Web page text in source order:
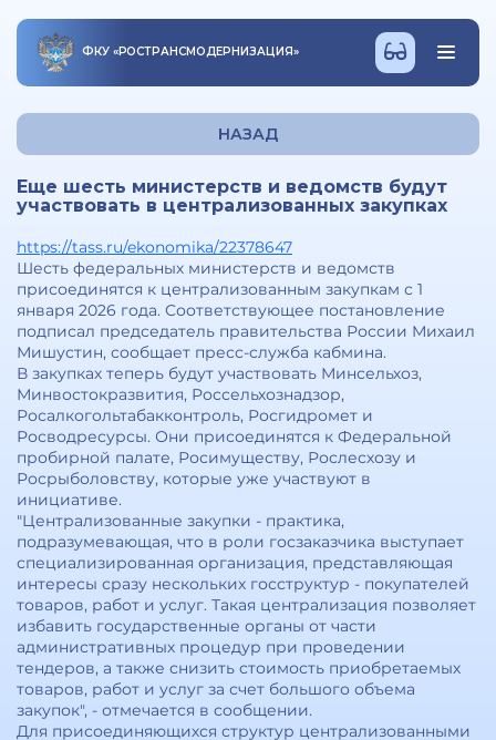
ФКУ «РОСТРАНСМОДЕРНИЗАЦИЯ»
НАЗАД
Еще шесть министерств и ведомств будут
участвовать в централизованных закупках
https://tass.ru/ekonomika/22378647
Шесть федеральных министерств и ведомств
присоединятся к централизованным закупкам с 1
января 2026 года. Соответствующее постановление
подписал председатель правительства России Михаил
Мишустин, сообщает пресс-служба кабмина.
В закупках теперь будут участвовать Минсельхоз,
Минвостокразвития, Россельхознадзор,
Росалкогольтабакконтроль, Росгидромет и
Росводресурсы. Они присоединятся к Федеральной
пробирной палате, Росимуществу, Рослесхозу и
Росрыболовству, которые уже участвуют в
инициативе.
"Централизованные закупки - практика,
подразумевающая, что в роли госзаказчика выступает
специализированная организация, представляющая
интересы сразу нескольких госструктур - покупателей
товаров, работ и услуг. Такая централизация позволяет
избавить государственные органы от части
административных процедур при проведении
тендеров, а также снизить стоимость приобретаемых
товаров, работ и услуг за счет большого объема
закупок", - отмечается в сообщении.
Для присоединяющихся структур централизованными